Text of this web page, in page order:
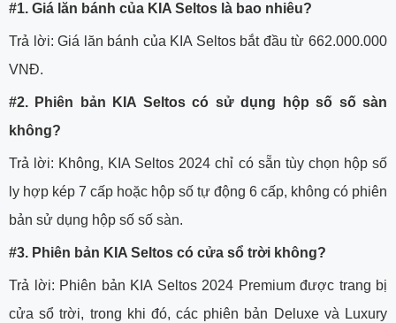
#1. Giá lăn bánh của KIA Seltos là bao nhiêu?
Trả lời: Giá lăn bánh của KIA Seltos bắt đầu từ 662.000.000
VNĐ.
#2. Phiên bản KIA Seltos có sử dụng hộp số số sàn
không?
Trả lời: Không, KIA Seltos 2024 chỉ có sẵn tùy chọn hộp số
ly hợp kép 7 cấp hoặc hộp số tự động 6 cấp, không có phiên
bản sử dụng hộp số số sàn.
#3. Phiên bản KIA Seltos có cửa sổ trời không?
Trả lời: Phiên bản KIA Seltos 2024 Premium được trang bị
cửa sổ trời, trong khi đó, các phiên bản Deluxe và Luxury